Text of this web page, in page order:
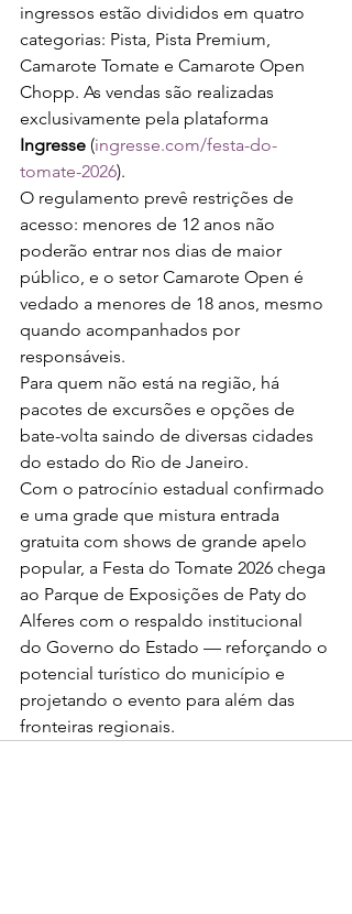
ingressos estão divididos em quatro
categorias: Pista, Pista Premium,
Camarote Tomate e Camarote Open
Chopp. As vendas são realizadas
exclusivamente pela plataforma
Ingresse (ingresse.com/festa-do-
tomate-2026).
O regulamento prevê restrições de
acesso: menores de 12 anos não
poderão entrar nos dias de maior
público, e o setor Camarote Open é
vedado a menores de 18 anos, mesmo
quando acompanhados por
responsáveis.
Para quem não está na região, há
pacotes de excursões e opções de
bate-volta saindo de diversas cidades
do estado do Rio de Janeiro.
Com o patrocínio estadual confirmado
e uma grade que mistura entrada
gratuita com shows de grande apelo
popular, a Festa do Tomate 2026 chega
ao Parque de Exposições de Paty do
Alferes com o respaldo institucional
do Governo do Estado — reforçando o
potencial turístico do município e
projetando o evento para além das
fronteiras regionais.